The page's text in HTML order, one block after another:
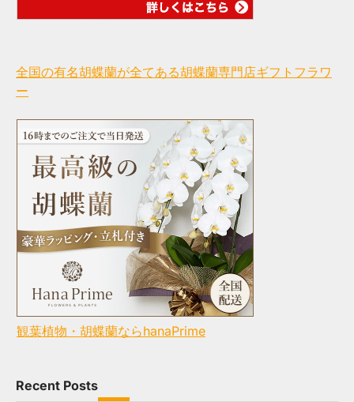
全国の有名胡蝶蘭が全てある胡蝶蘭専門店ギフトフラワ
ー
観葉植物・胡蝶蘭ならhanaPrime
Recent Posts